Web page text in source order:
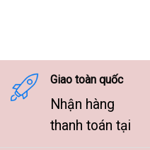
Giao toàn quốc
Nhận hàng
thanh toán tại